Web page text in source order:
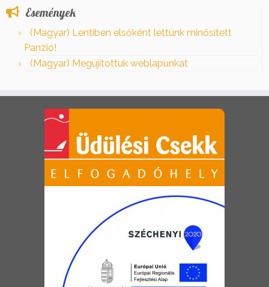
Események
(Magyar) Lentiben elsőként lettünk minősített
Panzió!
(Magyar) Megújítottuk weblapunkat